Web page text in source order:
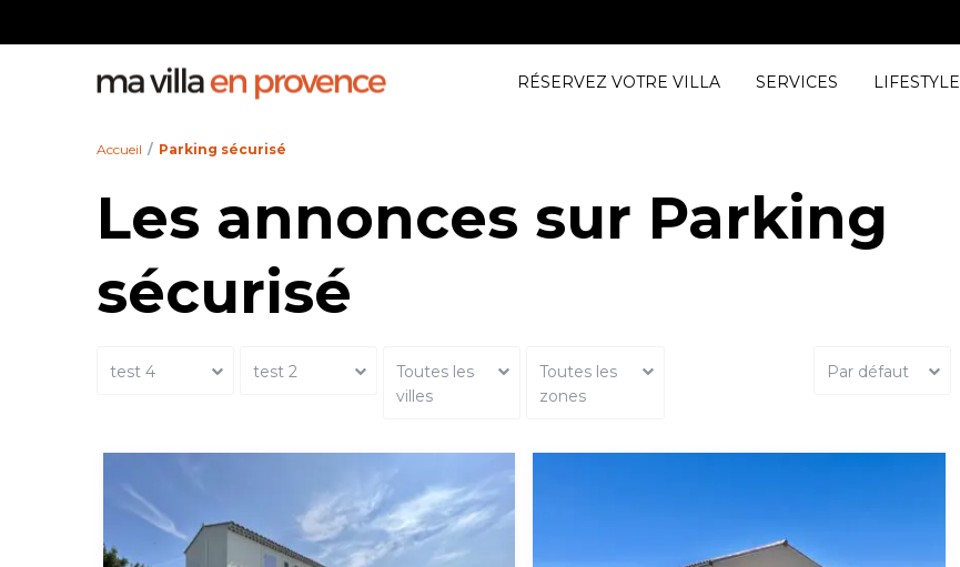
RÉSERVEZ VOTRE VILLA SERVICES LIFESTYLE
Personne
Accueil Parking sécurisé
Les annonces sur Parking
sécurisé
test 4 test 2
Toutes les
villes
Toutes les
zones
Par défaut